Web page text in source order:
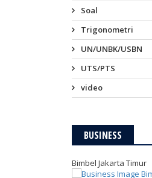
Soal
Trigonometri
UN/UNBK/USBN
UTS/PTS
video
BUSINESS
Bimbel Jakarta Timur